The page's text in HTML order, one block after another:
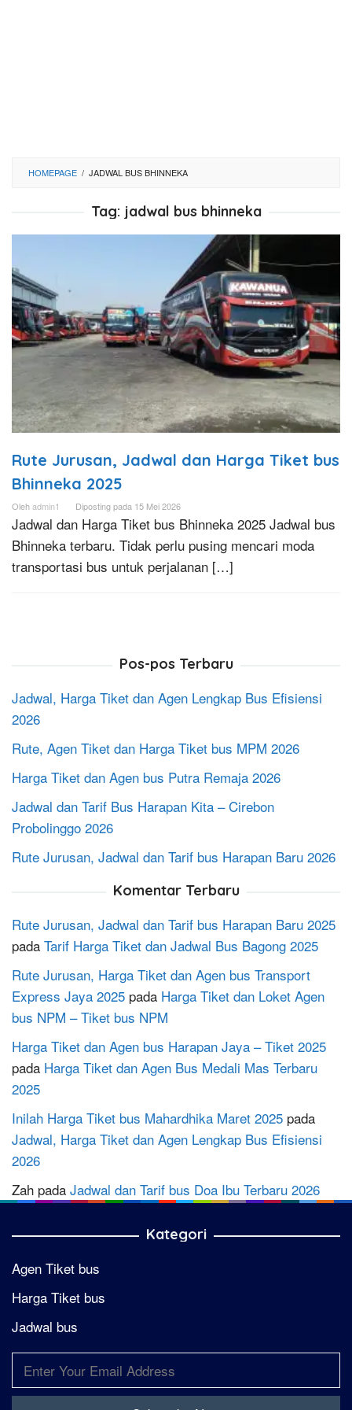
HOMEPAGE / JADWAL BUS BHINNEKA
Tag: jadwal bus bhinneka
Rute Jurusan, Jadwal dan Harga Tiket bus
Bhinneka 2025
Olehadmin1 Diposting pada 15 Mei 2026
Jadwal dan Harga Tiket bus Bhinneka 2025 Jadwal bus
Bhinneka terbaru. Tidak perlu pusing mencari moda
transportasi bus untuk perjalanan […]
Pos-pos Terbaru
Jadwal, Harga Tiket dan Agen Lengkap Bus Efisiensi
2026
Rute, Agen Tiket dan Harga Tiket bus MPM 2026
Harga Tiket dan Agen bus Putra Remaja 2026
Jadwal dan Tarif Bus Harapan Kita – Cirebon
Probolinggo 2026
Rute Jurusan, Jadwal dan Tarif bus Harapan Baru 2026
Komentar Terbaru
Rute Jurusan, Jadwal dan Tarif bus Harapan Baru 2025
pada Tarif Harga Tiket dan Jadwal Bus Bagong 2025
Rute Jurusan, Harga Tiket dan Agen bus Transport
Express Jaya 2025 pada Harga Tiket dan Loket Agen
bus NPM – Tiket bus NPM
Harga Tiket dan Agen bus Harapan Jaya – Tiket 2025
pada Harga Tiket dan Agen Bus Medali Mas Terbaru
2025
Inilah Harga Tiket bus Mahardhika Maret 2025 pada
Jadwal, Harga Tiket dan Agen Lengkap Bus Efisiensi
2026
Zah pada Jadwal dan Tarif bus Doa Ibu Terbaru 2026
Kategori
Agen Tiket bus
Harga Tiket bus
Jadwal bus